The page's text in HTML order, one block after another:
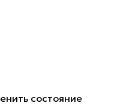
состояние